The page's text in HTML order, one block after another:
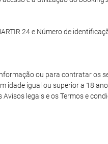
24 e Número de
ou para contratar os
idade igual ou superior a 18
legais e os Termos e